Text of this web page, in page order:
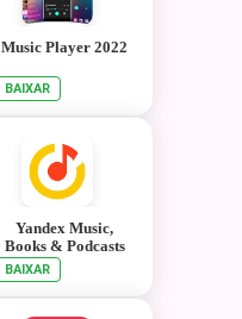
Music Player 2022
BAIXAR
Yandex Music,
Books & Podcasts
BAIXAR